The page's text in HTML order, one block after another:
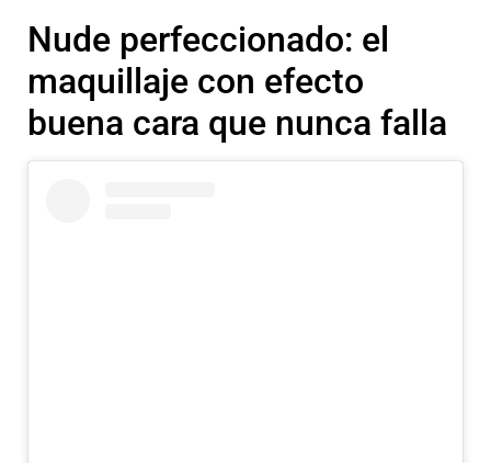
Nude perfeccionado: el
maquillaje con efecto
buena cara que nunca falla